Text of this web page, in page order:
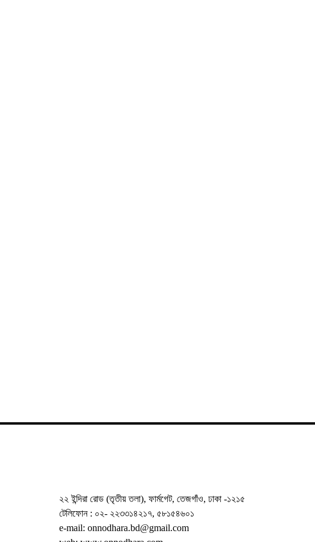
২২ ইন্দিরা রোড (তৃতীয় তলা), ফার্মগেট, তেজগাঁও, ঢাকা -১২১৫
টেলিফোন : ০২- ২২৩৩১৪২১৭, ৫৮১৫৪৬০১
e-mail: onnodhara.bd@gmail.com